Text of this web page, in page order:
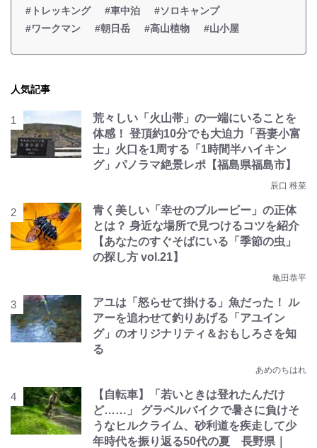
#トレッキング
#車中泊
#ソロキャンプ
#ワークマン
#朝日岳 #高山植物 #山小屋
人気記事
荒々しい「火山帯」の一端にいることを
体感！ 登頂約10分でも大迫力「吾妻小富
士」火口を1周する「1時間半ハイキン
グ」パノラマ絶景レポ【福島県福島市】
辰口 稚菜
青く美しい「幸せのブルービー」の正体
とは？ 身近な場所で見つけるコツを紹介
【あなたのすぐそばにいる「季節の虫」
の探し方 vol.21】
亀田恭平
アユは「怒らせて掛ける」魚だった！ ル
アーを追わせて釣りあげる「アユイン
グ」のオリジナリティ＆おもしろさを知
る
あめのちはれ
【自転車】「若いときは登れたんだけ
ど……」 グラベルバイクで暑さに負けそ
うなヒルクライム、砂利道を疾走して少
年時代を振り返る50代の夏 長野県｜